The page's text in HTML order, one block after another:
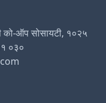
ऑप सोसायटी, १०२५
०३०